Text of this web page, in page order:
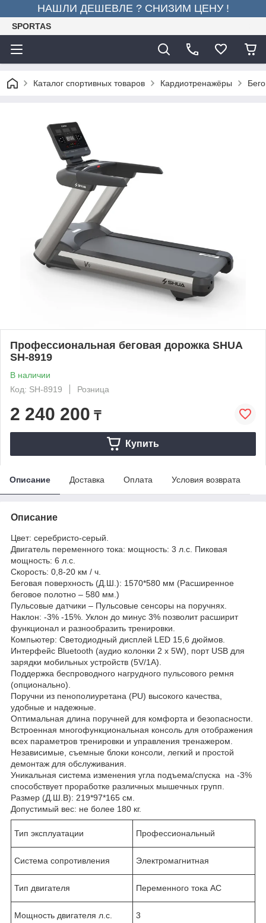
НАШЛИ ДЕШЕВЛЕ ? СНИЗИМ ЦЕНУ !
SPORTAS
Каталог спортивных товаров Кардиотренажёры
Профессиональная беговая дорожка SHUA
SH-8919
В наличии
Код: SH-8919
Розница
2 240 200 ₸
Купить
Описание Доставка Оплата Условия возврата
Описание
Цвет: серебристо-серый.
Двигатель переменного тока: мощность: 3 л.с. Пиковая
мощность: 6 л.с.
Скорость: 0,8-20 км / ч.
Беговая поверхность (Д.Ш.): 1570*580 мм (Расширенное
беговое полотно – 580 мм.)
Пульсовые датчики – Пульсовые сенсоры на поручнях.
Наклон: -3% -15%. Уклон до минус 3% позволит расширит
функционал и разнообразить тренировки.
Компьютер: Светодиодный дисплей LED 15,6 дюймов.
Интерфейс Bluetooth (аудио колонки 2 х 5W), порт USB для
зарядки мобильных устройств (5V/1A).
Поддержка беспроводного нагрудного пульсового ремня
(опционально).
Поручни из пенополиуретана (PU) высокого качества,
удобные и надежные.
Оптимальная длина поручней для комфорта и безопасности.
Встроенная многофункциональная консоль для отображения
всех параметров тренировки и управления тренажером.
Независимые, съемные блоки консоли, легкий и простой
демонтаж для обслуживания.
Уникальная система изменения угла подъема/спуска на -3%
способствует проработке различных мышечных групп.
Размер (Д.Ш.B): 219*97*165 см.
Допустимый вес: не более 180 кг.
Тип эксплуатации Профессиональный
Система сопротивления Электромагнитная
Тип двигателя Переменного тока AC
Мощность двигателя л.с. 3